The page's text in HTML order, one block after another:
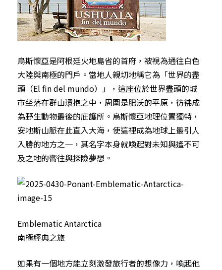
烏斯懷亞是阿根廷火地島省的首府，被視為通往白色
大陸與南極的門戶。當地人親切地稱它為「世界的盡
頭（El fin del mundo）」，這座位於世界盡頭的城
市坐落在群山環抱之中，周圍是肥沃的平原，彷彿成
為野生動物最後的庇護所。烏斯懷亞地理位置獨特，
安地斯山脈在此直入大海，使這裡成為地球上最引人
入勝的地方之一，其名字本身就喚起對未知與遙不可
及之地的嚮往與探險夢想。
Emblematic Antarctica
南極經典之旅
如果有一個地方能立刻激發旅行者的想像力，喚起他